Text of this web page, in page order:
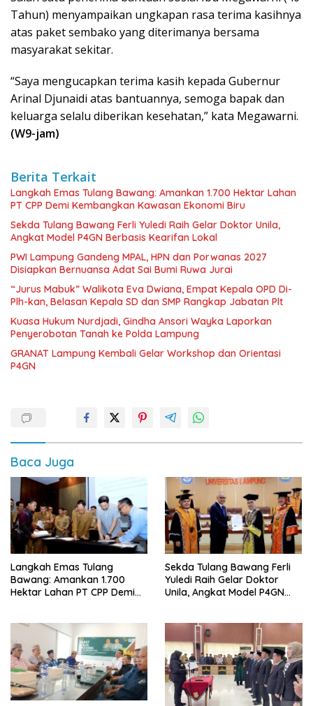
Tahun) menyampaikan ungkapan rasa terima kasihnya
atas paket sembako yang diterimanya bersama
masyarakat sekitar.
“Saya mengucapkan terima kasih kepada Gubernur
Arinal Djunaidi atas bantuannya, semoga bapak dan
keluarga selalu diberikan kesehatan,” kata Megawarni.
(W9-jam)
Berita Terkait
Langkah Emas Tulang Bawang: Amankan 1.700 Hektar Lahan
PT CPP Demi Kembangkan Kawasan Ekonomi Biru
Sekda Tulang Bawang Ferli Yuledi Raih Gelar Doktor Unila,
Angkat Model P4GN Berbasis Kearifan Lokal
PWI Lampung Gandeng MPAL, HPN dan Porwanas 2027
Disiapkan Bernuansa Adat Sai Bumi Ruwa Jurai
“Jurus Mabuk” Walikota Eva Dwiana, Empat Kepala OPD Di-
Plh-kan, Belasan Kepala SD dan SMP Rangkap Jabatan Plt
Kuasa Hukum Nurdjadi, Gindha Ansori Wayka Laporkan
Penyerobotan Tanah ke Polda Lampung
GRANAT Lampung Kembali Gelar Workshop dan Orientasi
P4GN
Baca Juga
Langkah Emas Tulang
Bawang: Amankan 1.700
Hektar Lahan PT CPP Demi
Sekda Tulang Bawang Ferli
Yuledi Raih Gelar Doktor
Unila, Angkat Model P4GN